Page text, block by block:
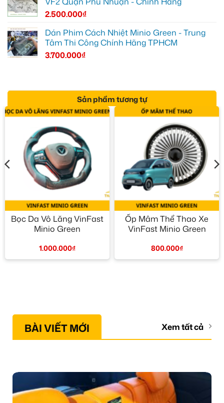
2.500.000₫
Dán Phim Cách Nhiệt Minio Green - Trung
Tâm Thi Công Chính Hãng TPHCM
3.700.000₫
Sản phẩm tương tự
Bọc Da Vô Lăng VinFast
Minio Green
1.000.000₫
Ốp Mâm Thể Thao Xe
VinFast Minio Green
800.000₫
BÀI VIẾT MỚI Xem tất cả